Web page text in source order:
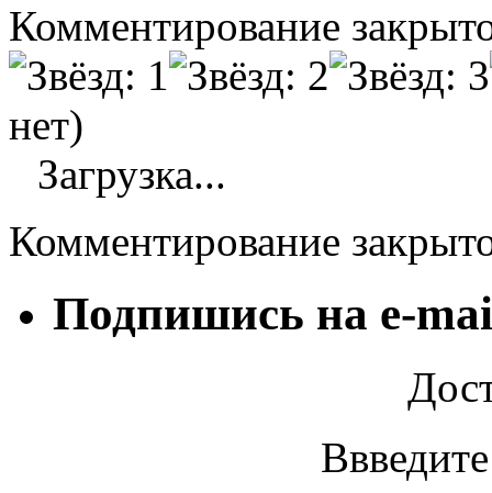
Комментирование
нет)
Загрузка...
Комментирование
Подпишись на e-